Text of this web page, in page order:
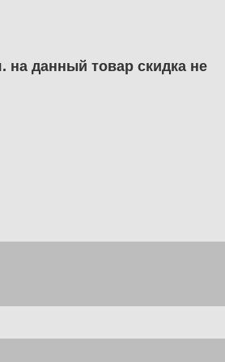
на данный товар скидка не